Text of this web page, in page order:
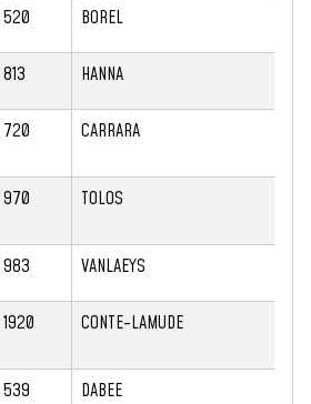
520 BOREL
813 HANNA
720 CARRARA
970 TOLOS
983 VANLAEYS
1920 CONTE-LAMUDE
539 DABEE